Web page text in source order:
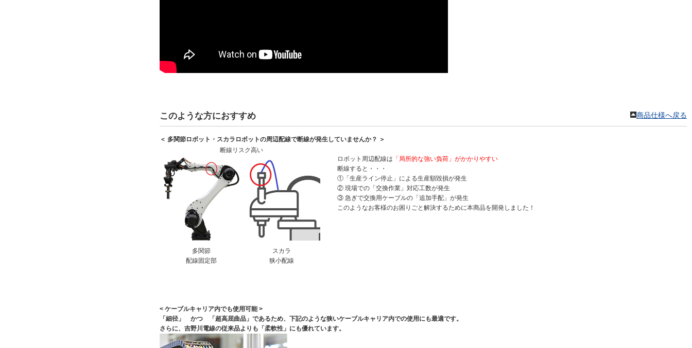
商品仕様へ戻る
このような方におすすめ
＜ 多関節ロボット・スカラロボットの周辺配線で断線が発生していませんか？ ＞
断線リスク高い
多関節
配線固定部
スカラ
狭小配線
ロボット周辺配線は 「局所的な強い負荷」がかかりやすい
断線すると・・・
①「生産ライン停止」による生産額毀損が発生
② 現場での「交換作業」対応工数が発生
③ 急ぎで交換用ケーブルの「追加手配」が発生
このようなお客様のお困りごと解決するために本商品を開発しました！
< ケーブルキャリア内でも使用可能 >
「細径」 かつ 「超高屈曲品」であるため、下記のような狭いケーブルキャリア内での使用にも最適です。
さらに、吉野川電線の従来品よりも「柔軟性」にも優れています。